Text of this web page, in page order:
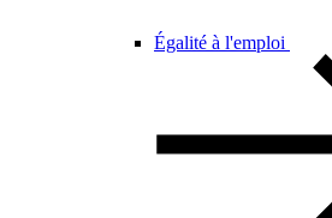
Égalité à l'emploi